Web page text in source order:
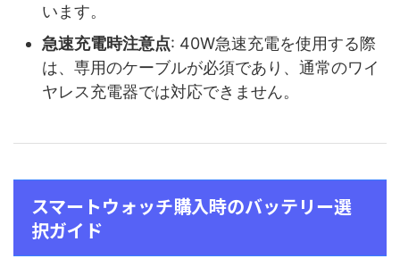
います。
急速充電時注意点: 40W急速充電を使用する際
は、専用のケーブルが必須であり、通常のワイ
ヤレス充電器では対応できません。
スマートウォッチ購入時のバッテリー選
択ガイド